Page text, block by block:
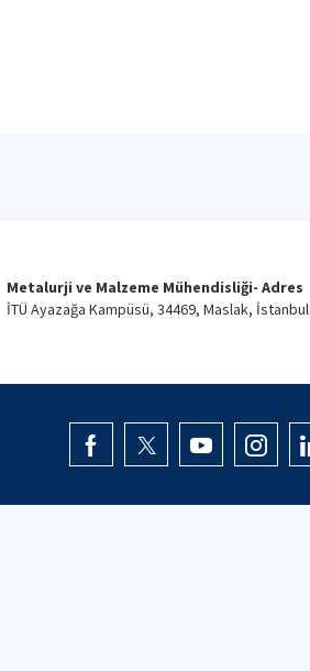
Metalurji ve Malzeme Mühendisliği- Adres
İTÜ Ayazağa Kampüsü, 34469, Maslak, İstanbul